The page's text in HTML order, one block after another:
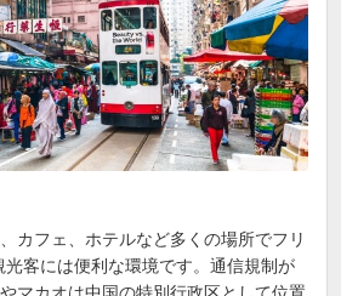
カフェ、ホテルなど多くの場所でフリ
客には便利な環境です。通信規制が
マカオは中国の特別行政区として位置